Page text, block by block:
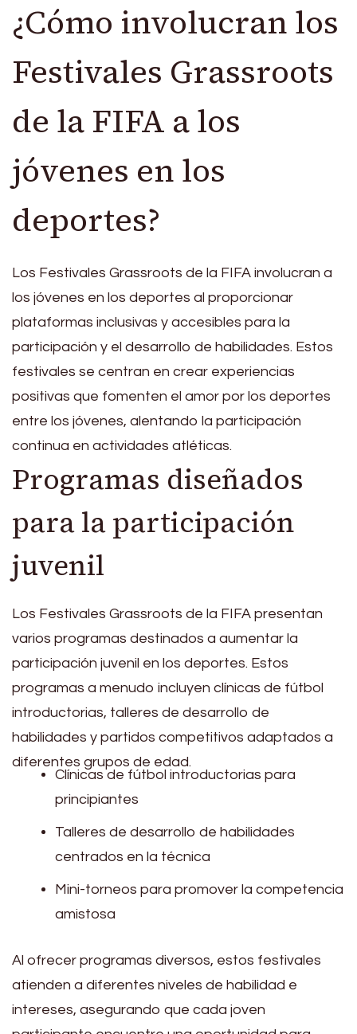
¿Cómo involucran los
Festivales Grassroots
de la FIFA a los
jóvenes en los
deportes?
Los Festivales Grassroots de la FIFA involucran a
los jóvenes en los deportes al proporcionar
plataformas inclusivas y accesibles para la
participación y el desarrollo de habilidades. Estos
festivales se centran en crear experiencias
positivas que fomenten el amor por los deportes
entre los jóvenes, alentando la participación
continua en actividades atléticas.
Programas diseñados
para la participación
juvenil
Los Festivales Grassroots de la FIFA presentan
varios programas destinados a aumentar la
participación juvenil en los deportes. Estos
programas a menudo incluyen clínicas de fútbol
introductorias, talleres de desarrollo de
habilidades y partidos competitivos adaptados a
diferentes grupos de edad.
Clínicas de fútbol introductorias para
principiantes
Talleres de desarrollo de habilidades
centrados en la técnica
Mini-torneos para promover la competencia
amistosa
Al ofrecer programas diversos, estos festivales
atienden a diferentes niveles de habilidad e
intereses, asegurando que cada joven